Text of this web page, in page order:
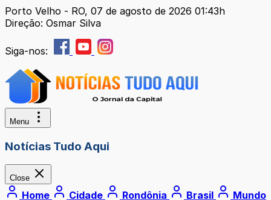
Porto Velho - RO, 07 de agosto de 2026 01:43h
Direção: Osmar Silva
Siga-nos:
Menu
Notícias Tudo Aqui
Close
Home Cidade Rondônia Brasil
Mundo